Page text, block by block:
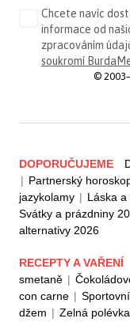
Chcete navíc
informace od
zpracováním
soukromí
©
DOPORUČUJEME
| Partnerský
jazykolamy | Láska a
Svátky a prázdniny
alternativy 2026
RECEPTY A VAŘENÍ
smetaně |
con carne |
džem | Zelná polévka